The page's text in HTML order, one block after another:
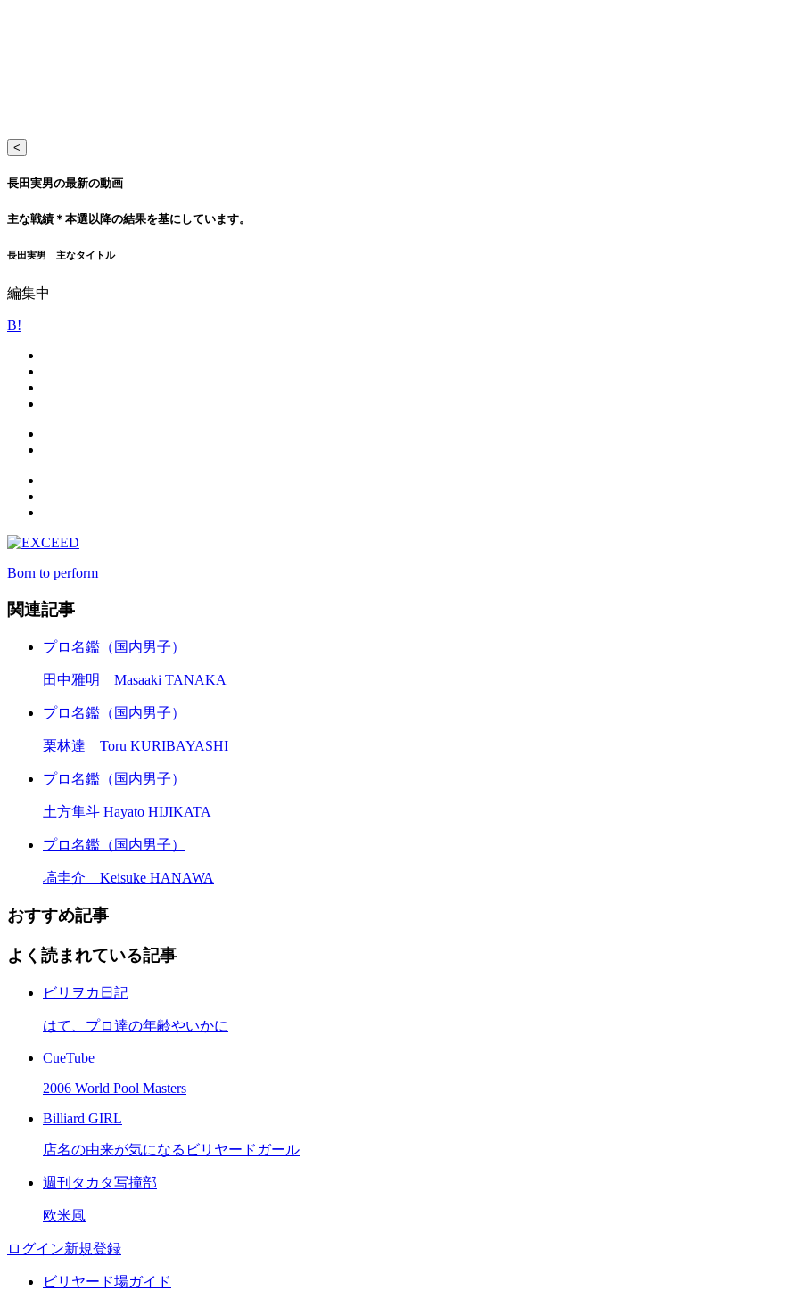
<
長田実男の最新の動画
主な戦績 ＊本選以降の結果を基にしています。
長田実男 主なタイトル
編集中
B!
Born to perform
関連記事
プロ名鑑（国内男子）
田中雅明 Masaaki TANAKA
プロ名鑑（国内男子）
栗林達 Toru KURIBAYASHI
プロ名鑑（国内男子）
土方隼斗 Hayato HIJIKATA
プロ名鑑（国内男子）
塙圭介 Keisuke HANAWA
おすすめ記事
よく読まれている記事
ビリヲカ日記
はて、プロ達の年齢やいかに
CueTube
2006 World Pool Masters
Billiard GIRL
店名の由来が気になるビリヤードガール
週刊タカタ写撞部
欧米風
ログイン新規登録
ビリヤード場ガイド